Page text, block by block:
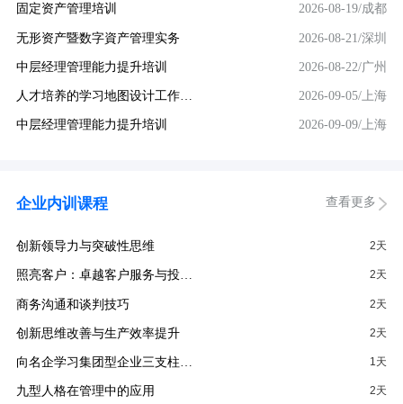
固定资产管理培训 2026-08-19/成都
无形资产暨数字資产管理实务 2026-08-21/深圳
中层经理管理能力提升培训 2026-08-22/广州
人才培养的学习地图设计工作… 2026-09-05/上海
中层经理管理能力提升培训 2026-09-09/上海
企业内训课程 查看更多
创新领导力与突破性思维 2天
照亮客户：卓越客户服务与投… 2天
商务沟通和谈判技巧 2天
创新思维改善与生产效率提升 2天
向名企学习集团型企业三支柱… 1天
九型人格在管理中的应用 2天